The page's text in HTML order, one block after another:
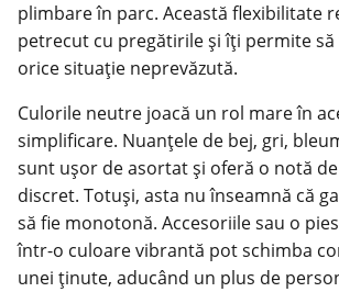
plimbare în parc. Această flexibilitate
petrecut cu pregătirile și îți permite
orice situație neprevăzută.
Culorile neutre joacă un rol mare în
simplificare. Nuanțele de bej, gri,
sunt ușor de asortat și oferă o notă
discret. Totuși, asta nu înseamnă că
să fie monotonă. Accesoriile sau o
într-o culoare vibrantă pot schimba
unei ținute, aducând un plus de